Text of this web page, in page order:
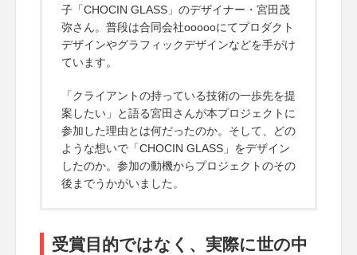
子「CHOCIN GLASS」のデザイナー・宮田茂
弥さん。普段は合同会社oooooにてプロダクト
デザインやグラフィックデザインなどを手がけ
ています。
「クライアントの持っている技術の一歩先を提
案したい」と語る宮田さんが本プロジェクトに
参加した理由とは何だったのか。そして、どの
ような想いで「CHOCIN GLASS」をデザイン
したのか。参加の動機からプロジェクトのその
後までうかがいました。
受賞目的ではなく、実際に世の中